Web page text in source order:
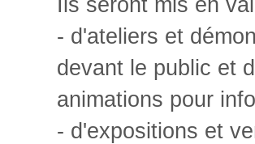
- d'ateliers et
devant le public et
animations pour
- d'expositions et